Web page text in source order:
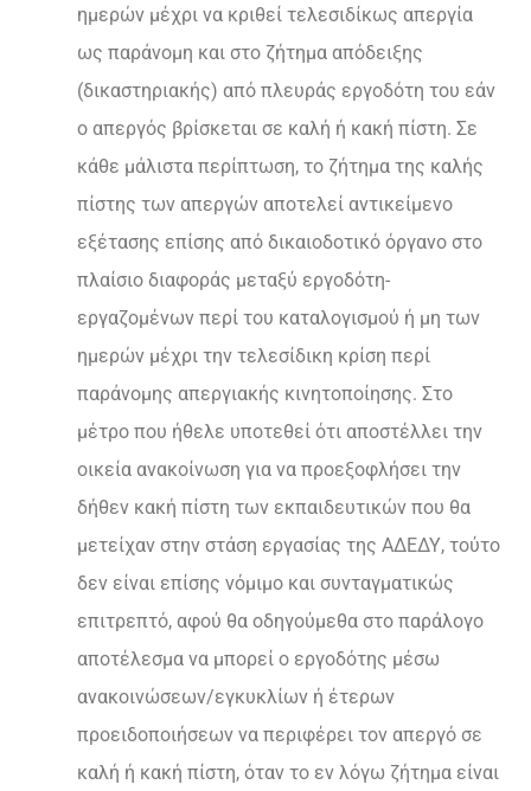
ημερών μέχρι να κριθεί τελεσιδίκως απεργία
ως παράνομη και στο ζήτημα απόδειξης
(δικαστηριακής) από πλευράς εργοδότη του εάν
ο απεργός βρίσκεται σε καλή ή κακή πίστη. Σε
κάθε μάλιστα περίπτωση, το ζήτημα της καλής
πίστης των απεργών αποτελεί αντικείμενο
εξέτασης επίσης από δικαιοδοτικό όργανο στο
πλαίσιο διαφοράς μεταξύ εργοδότη-
εργαζομένων περί του καταλογισμού ή μη των
ημερών μέχρι την τελεσίδικη κρίση περί
παράνομης απεργιακής κινητοποίησης. Στο
μέτρο που ήθελε υποτεθεί ότι αποστέλλει την
οικεία ανακοίνωση για να προεξοφλήσει την
δήθεν κακή πίστη των εκπαιδευτικών που θα
μετείχαν στην στάση εργασίας της ΑΔΕΔΥ, τούτο
δεν είναι επίσης νόμιμο και συνταγματικώς
επιτρεπτό, αφού θα οδηγούμεθα στο παράλογο
αποτέλεσμα να μπορεί ο εργοδότης μέσω
ανακοινώσεων/εγκυκλίων ή έτερων
προειδοποιήσεων να περιφέρει τον απεργό σε
καλή ή κακή πίστη, όταν το εν λόγω ζήτημα είναι